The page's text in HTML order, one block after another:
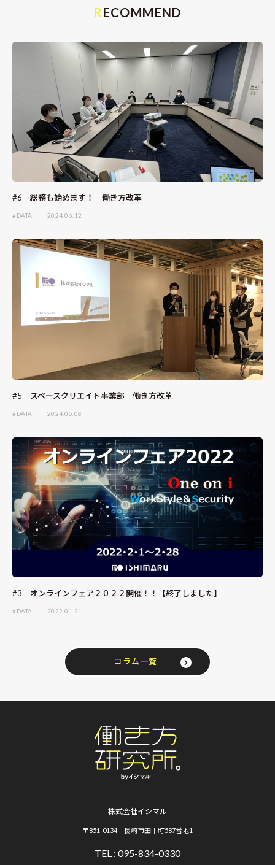
RECOMMEND
#6 総務も始めます！ 働き方改革
#DATA 2024.06.12
#5 スペースクリエイト事業部 働き方改革
#DATA 2024.05.08
#3 オンラインフェア２０２２開催！！【終了しました】
#DATA 2022.01.21
コラム一覧
株式会社イシマル
〒851-0134 長崎市田中町587番地1
TEL : 095-834-0330